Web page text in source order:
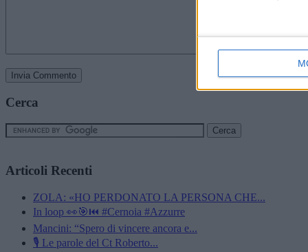
Cerca
Articoli Recenti
ZOLA: «HO PERDONATO LA PERSONA CHE...
In loop 👀🎯⏮️ #Cernoia #Azzurre
Mancini: “Spero di vincere ancora e...
🎙️ Le parole del Ct Roberto...